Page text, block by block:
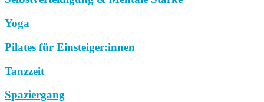
Yoga
Pilates für Einsteiger:innen
Tanzzeit
Spaziergang